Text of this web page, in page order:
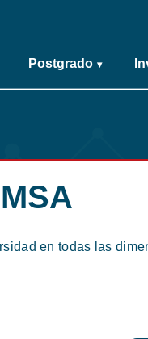
Postgrado ▾
en todas las